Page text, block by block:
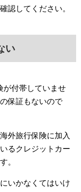
認してください。
い
が付帯していませ
保証もないので
外旅行保険に加入
るクレジットカー
。
いかなくてはいけ